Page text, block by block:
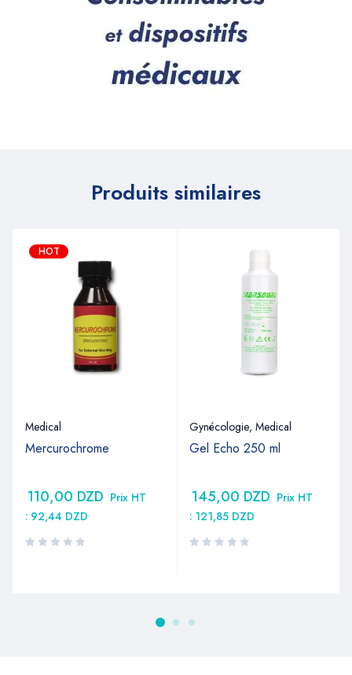
Produits similaires
HOT
Medical
Mercurochrome
110,00 DZD Prix HT
: 92,44 DZD
Gynécologie, Medical
Gel Echo 250 ml
145,00 DZD Prix HT
: 121,85 DZD